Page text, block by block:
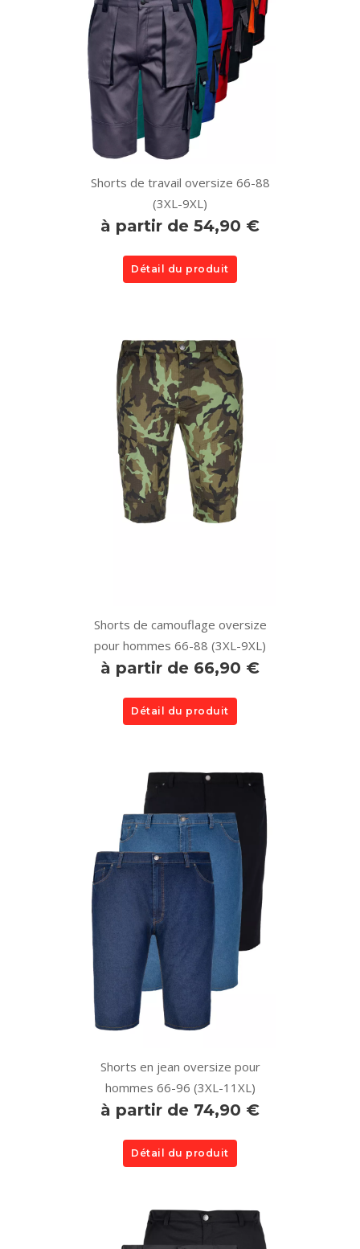
Shorts de travail oversize 66-88
(3XL-9XL)
à partir de 54,90 €
Détail du produit
Shorts de camouflage oversize
pour hommes 66-88 (3XL-9XL)
à partir de 66,90 €
Détail du produit
Shorts en jean oversize pour
hommes 66-96 (3XL-11XL)
à partir de 74,90 €
Détail du produit